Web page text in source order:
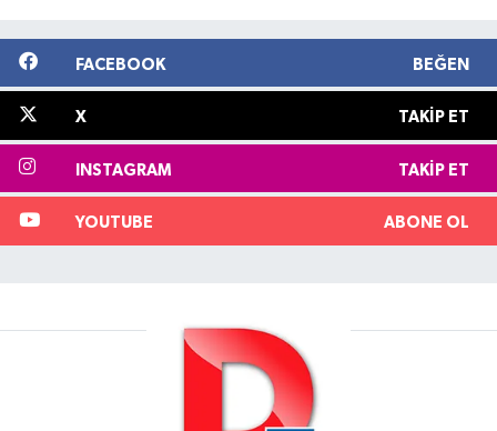
FACEBOOK BEĞEN
X TAKIP ET
INSTAGRAM TAKIP ET
YOUTUBE ABONE OL